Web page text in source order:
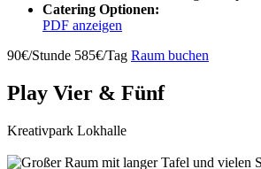
Catering Optionen:
PDF anzeigen
90€/Stunde 585€/Tag Raum buchen
Play Vier & Fünf
Kreativpark Lokhalle